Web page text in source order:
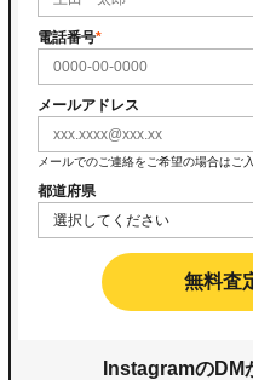
電話番号
メールアドレス
メールでのご連絡をご希望の場合はご
都道府県
無料査
InstagramのDM